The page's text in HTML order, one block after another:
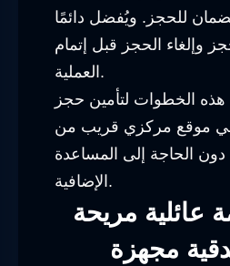
كضمان للحجز. ويُفضل دائمًا
وإلغاء الحجز قبل إتمام
العملية.
هذه الخطوات لتأمين حجز
موقع مركزي قريب من
دون الحاجة إلى المساعدة
الإضافية.
عائلية مريحة
مجهزة